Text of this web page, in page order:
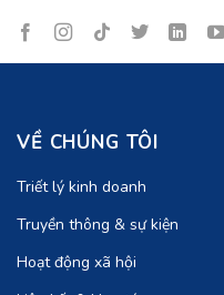
VỀ CHÚNG TÔI
Triết lý kinh doanh
Truyền thông & sự kiện
Hoạt động xã hội